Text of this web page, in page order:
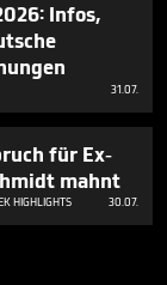
Infos,
31.07.
für Ex-
mahnt
HIGHLIGHTS 30.07.